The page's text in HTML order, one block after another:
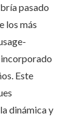
pasado
los más
incorporado
Este
dinámica y